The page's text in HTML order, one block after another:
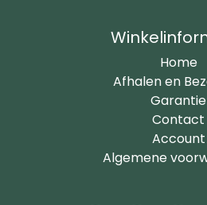
Home
Afhalen en
Garantie
Contact
Account
Algemene